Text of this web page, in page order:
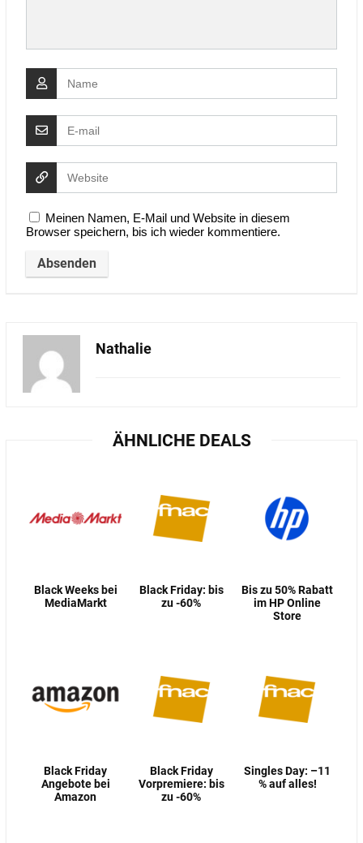
Meinen Namen, E-Mail und Website in diesem
Browser speichern, bis ich wieder kommentiere.
Nathalie
ÄHNLICHE DEALS
Black Weeks bei
MediaMarkt
Black Friday: bis
zu -60%
Bis zu 50% Rabatt
im HP Online
Store
Black Friday
Angebote bei
Amazon
Black Friday
Vorpremiere: bis
zu -60%
Singles Day: –11
% auf alles!